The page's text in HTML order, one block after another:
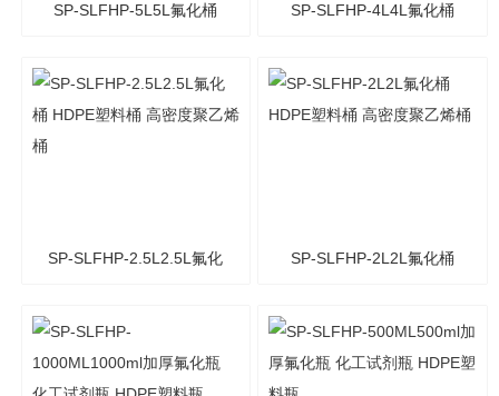
SP-SLFHP-5L5L氟化桶
桶
SP-SLFHP-4L4L氟化桶
桶
SP-SLFHP-2.5L2.5L氟化
乙烯桶
SP-SLFHP-2L2L氟化桶
桶